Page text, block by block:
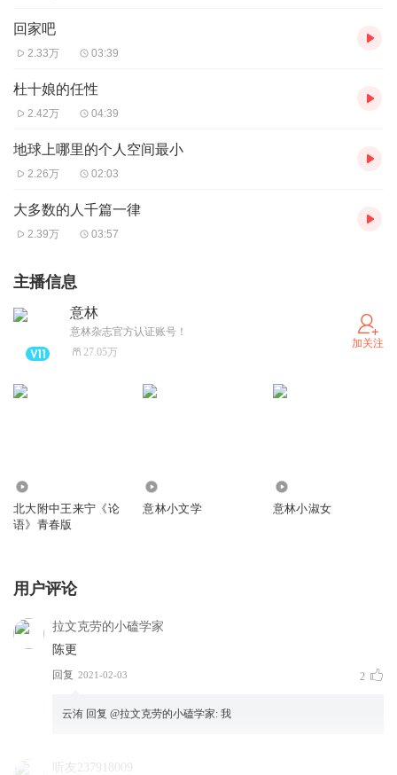
回家吧
2.33万 03:39
杜十娘的任性
2.42万 04:39
地球上哪里的个人空间最小
2.26万 02:03
大多数的人千篇一律
2.39万 03:57
主播信息
意林
意林杂志官方认证账号！
27.05万
加关注
北大附中王来宁《论
语》青春版
意林小文学 意林小淑女
用户评论
拉文克劳的小磕学家
陈更
回复 2021-02-03 2
云洧 回复 @拉文克劳的小磕学家: 我
听友237918009